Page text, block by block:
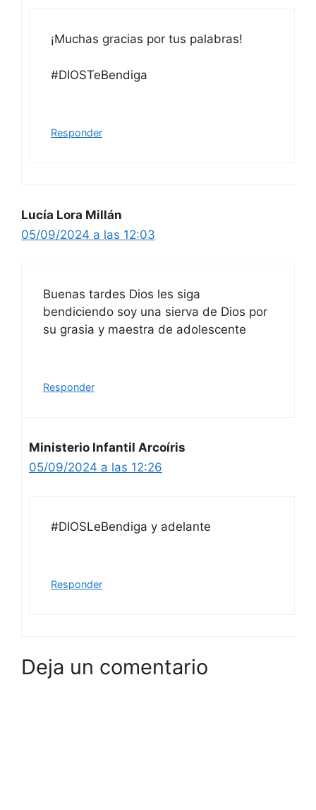
¡Muchas gracias por tus palabras!
#DIOSTeBendiga
Responder
Lucía Lora Millán
05/09/2024 a las 12:03
Buenas tardes Dios les siga
bendiciendo soy una sierva de Dios por
su grasia y maestra de adolescente
Responder
Ministerio Infantil Arcoíris
05/09/2024 a las 12:26
#DIOSLeBendiga y adelante
Responder
Deja un comentario